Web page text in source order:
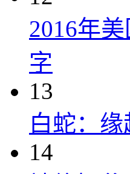
2016年
字
13
白蛇：缘
14